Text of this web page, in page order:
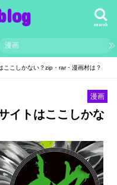
search
漫画
こしかない？zip・rar・漫画村は？
漫画
イトはここしかな